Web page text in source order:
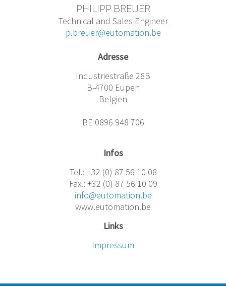
PHILIPP BREUER
Technical and Sales Engineer
p.breuer@eutomation.be
Adresse
Industriestraße 28B
B-4700 Eupen
Belgien
BE 0896 948 706
Infos
Tel.: +32 (0) 87 56 10 08
Fax.: +32 (0) 87 56 10 09
info@eutomation.be
www.eutomation.be
Links
Impressum